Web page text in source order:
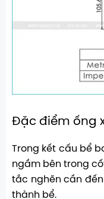
Đặc điểm ống
Trong kết cấu bể
ngầm bên trong
tắc nghẽn cần
thành bể.